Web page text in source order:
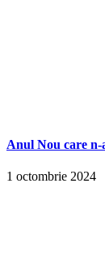
Anul Nou care n-
1 octombrie 2024